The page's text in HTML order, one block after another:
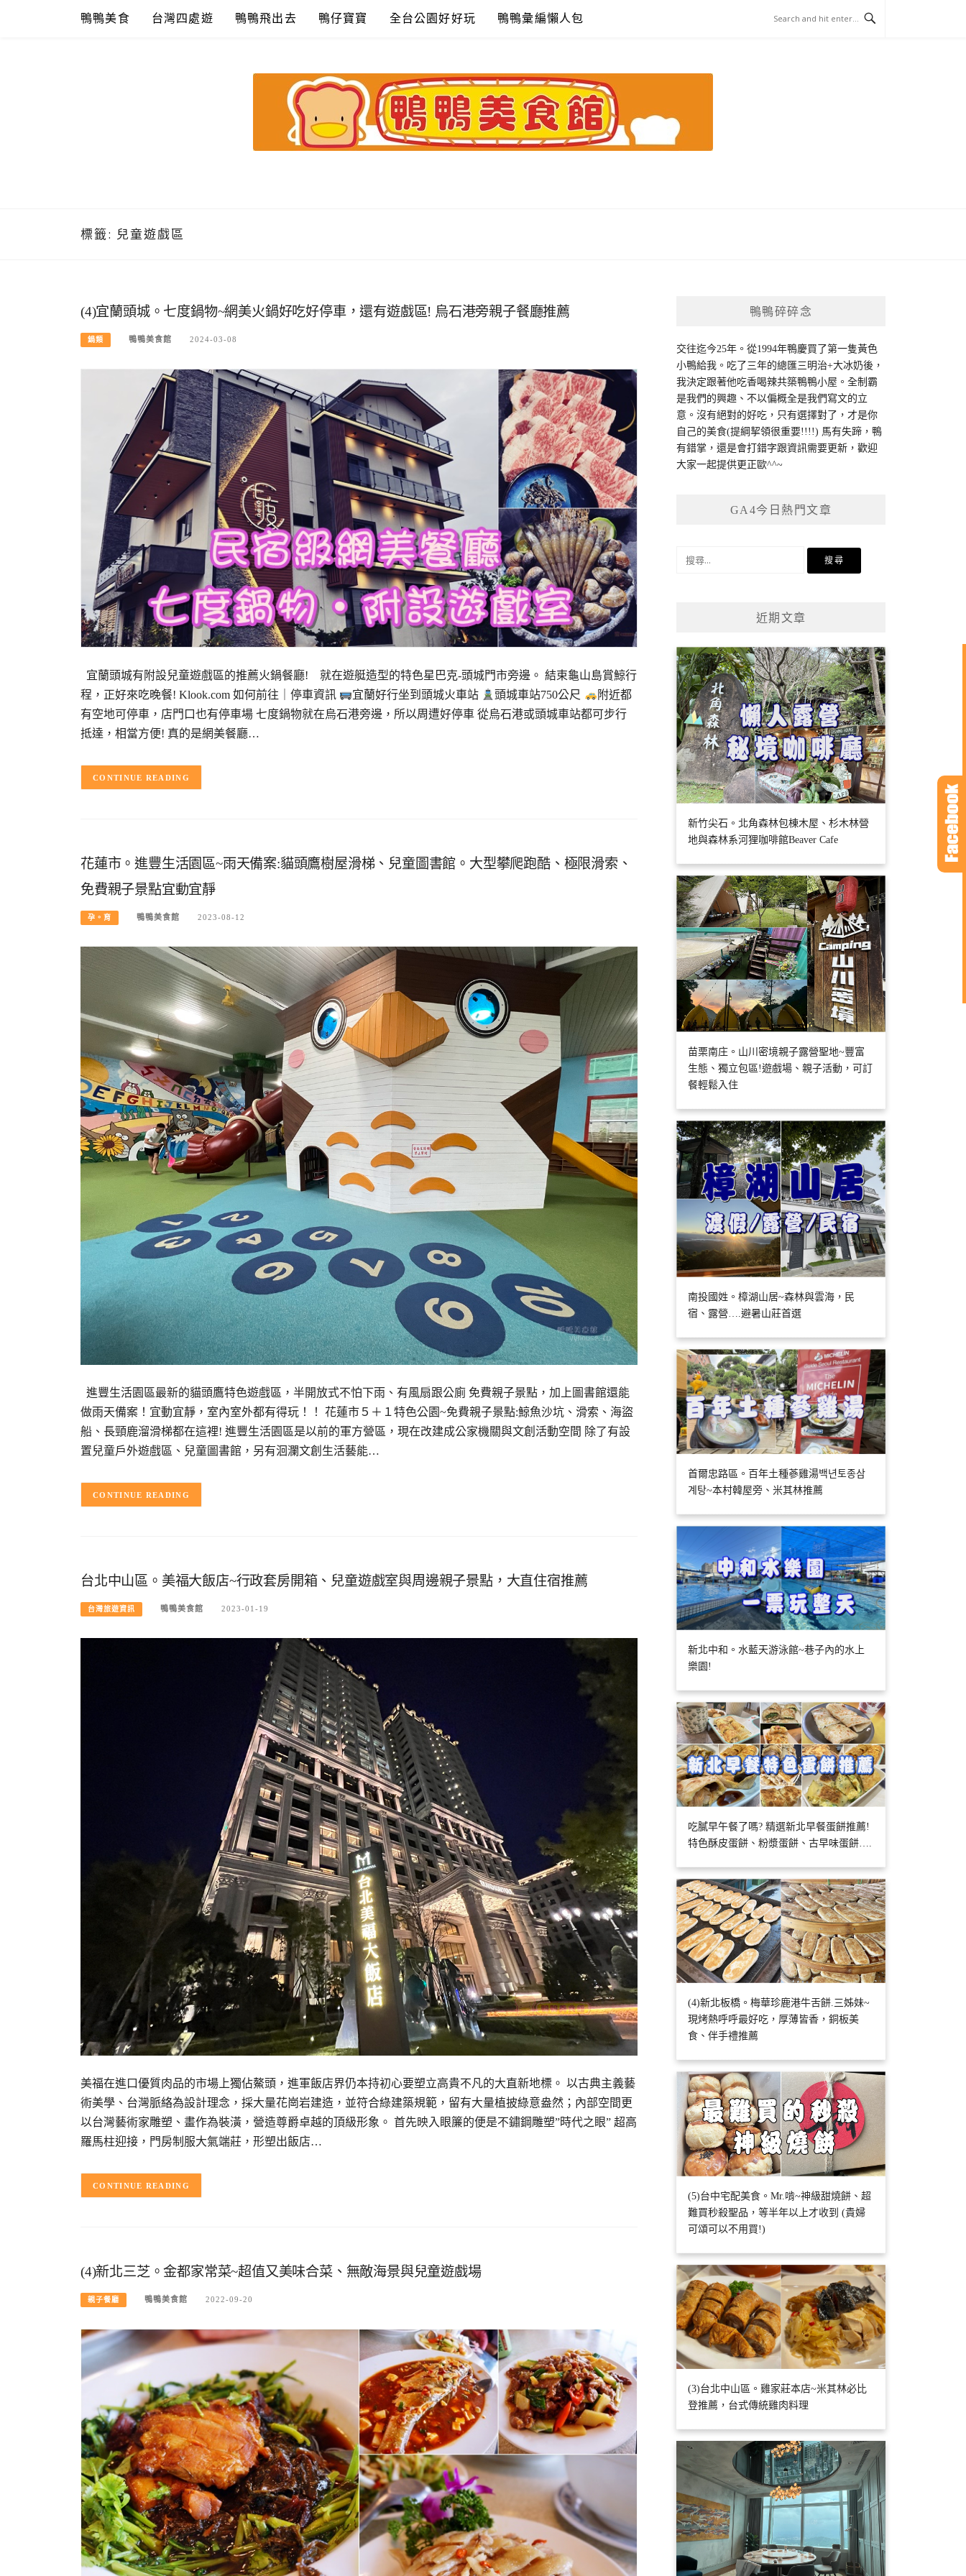
鴨鴨美食 台灣四處遊 鴨鴨飛出去 鴨仔寶寶 全台公園好好玩 鴨鴨彙編懶人包
標籤: 兒童遊戲區
(4)宜蘭頭城。七度鍋物~網美火鍋好吃好停車，還有遊戲區! 烏石港旁親子餐廳推薦
鍋類 鴨鴨美食館 2024-03-08
宜蘭頭城有附設兒童遊戲區的推薦火鍋餐廳! 就在遊艇造型的特色星巴克-頭城門市旁邊。 結束龜山島賞鯨行
程，正好來吃晚餐! Klook.com 如何前往｜停車資訊
宜蘭好行坐到頭城火車站 頭城車站750公尺
附近都
有空地可停車，店門口也有停車場 七度鍋物就在烏石港旁邊，所以周遭好停車 從烏石港或頭城車站都可步行
抵達，相當方便! 真的是網美餐廳…
CONTINUE READING
花蓮市。進豐生活園區~雨天備案:貓頭鷹樹屋滑梯、兒童圖書館。大型攀爬跑酷、極限滑索、
免費親子景點宜動宜靜
孕。育 鴨鴨美食館 2023-08-12
進豐生活園區最新的貓頭鷹特色遊戲區，半開放式不怕下雨、有風扇跟公廁 免費親子景點，加上圖書館還能
做雨天備案！宜動宜靜，室內室外都有得玩！！ 花蓮市５＋１特色公園~免費親子景點:鯨魚沙坑、滑索、海盜
船、長頸鹿溜滑梯都在這裡! 進豐生活園區是以前的軍方營區，現在改建成公家機關與文創活動空間 除了有設
置兒童戶外遊戲區、兒童圖書館，另有洄瀾文創生活藝能…
CONTINUE READING
台北中山區。美福大飯店~行政套房開箱、兒童遊戲室與周邊親子景點，大直住宿推薦
台灣旅遊資訊 鴨鴨美食館 2023-01-19
美福在進口優質肉品的市場上獨佔鰲頭，進軍飯店界仍本持初心要塑立高貴不凡的大直新地標。 以古典主義藝
術美學、台灣脈絡為設計理念，採大量花崗岩建造，並符合綠建築規範，留有大量植披綠意盎然；內部空間更
以台灣藝術家雕塑、畫作為裝潢，營造尊爵卓越的頂級形象。 首先映入眼簾的便是不鏽鋼雕塑”時代之眼” 超高
羅馬柱迎接，門房制服大氣端莊，形塑出飯店…
CONTINUE READING
(4)新北三芝。金都家常菜~超值又美味合菜、無敵海景與兒童遊戲場
親子餐廳 鴨鴨美食館 2022-09-20
鴨鴨碎碎念
交往迄今25年。從1994年鴨慶買了第一隻黃色
小鴨給我。吃了三年的總匯三明治+大冰奶後，
我決定跟著他吃香喝辣共築鴨鴨小屋。全制霸
是我們的興趣、不以偏概全是我們寫文的立
意。沒有絕對的好吃，只有選擇對了，才是你
自己的美食(提綱挈領很重要!!!!) 馬有失蹄，鴨
有錯掌，還是會打錯字跟資訊需要更新，歡迎
大家一起提供更正歐^^~
GA4今日熱門文章
近期文章
新竹尖石。北角森林包棟木屋、杉木林營
地與森林系河狸咖啡館Beaver Cafe
苗栗南庄。山川密境親子露營聖地~豐富
生態、獨立包區!遊戲場、親子活動，可訂
餐輕鬆入住
南投國姓。樟湖山居~森林與雲海，民
宿、露營….避暑山莊首選
首爾忠路區。百年土種蔘雞湯백년토종삼
계탕~本村韓屋旁、米其林推薦
新北中和。水藍天游泳館~巷子內的水上
樂園!
吃膩早午餐了嗎? 精選新北早餐蛋餅推薦!
特色酥皮蛋餅、粉漿蛋餅、古早味蛋餅….
(4)新北板橋。梅華珍鹿港牛舌餅.三姊妹~
現烤熱呼呼最好吃，厚薄皆香，銅板美
食、伴手禮推薦
(5)台中宅配美食。Mr.啃~神級甜燒餅、超
難買秒殺聖品，等半年以上才收到 (貴婦
可頌可以不用買!)
(3)台北中山區。雞家莊本店~米其林必比
登推薦，台式傳統雞肉料理